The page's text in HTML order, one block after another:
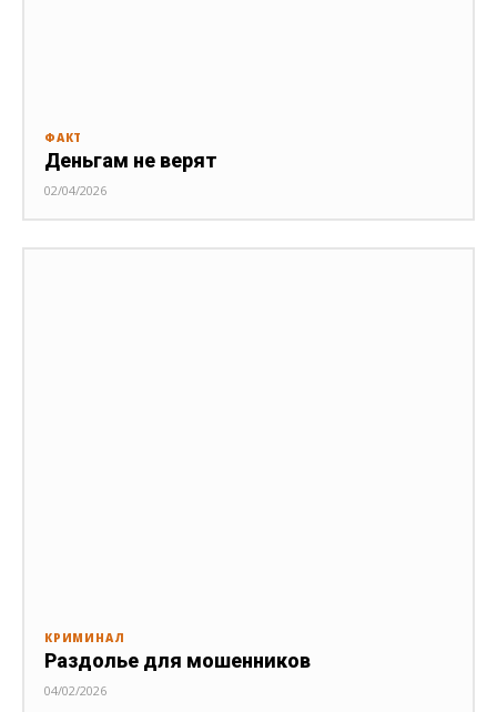
ФАКТ
Деньгам не верят
02/04/2026
КРИМИНАЛ
Раздолье для мошенников
04/02/2026